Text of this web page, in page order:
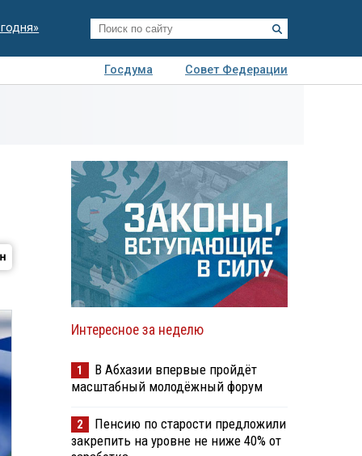
Госдума
Совет Федерации
Интересное за неделю
1
В Абхазии впервые пройдёт
масштабный молодёжный форум
2
Пенсию по старости предложили
закрепить на уровне не ниже 40% от